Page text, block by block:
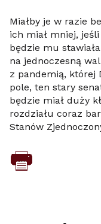
Miałby je w razie
ich miał mniej,
będzie mu
na jednoczesną
z pandemią, której
pole, ten stary
będzie miał duży
rozdziału coraz
Stanów